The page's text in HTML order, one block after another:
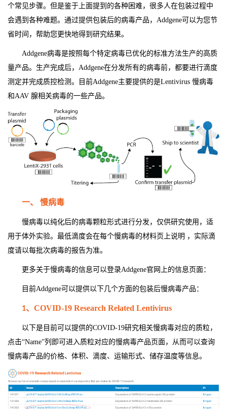
个常见步骤。但是鉴于上面提到的各种困难，很多人在包装过程中
会遇到各种难题。通过提供包装后的病毒产品，Addgene可以为您节
省时间，帮助您更快地得到研究结果。
Addgene病毒是按照每个特定病毒已优化的标准方法生产的高质
量产品。生产完成后，Addgene在分发所有的病毒前，都要进行滴度
测定并完成质控检测。目前Addgene主要提供的是Lentivirus 慢病毒
和AAV 腺相关病毒的一些产品。
一、 慢病毒
慢病毒以纯化后的病毒颗粒形式进行分发，仅供研究使用，适
用于体外实验。最低滴度会在每个慢病毒的材料页上说明 ，实际滴
度请以每批次病毒的报告为准。
更多关于慢病毒的信息可以登录Addgene官网上的信息页面：
目前Addgene可以提供以下几个方面的包装后慢病毒产品：
1、 COVID-19 Research Related Lentivirus
以下是目前可以提供的COVID-19研究相关慢病毒对应的质粒，
点击“Name”列即可进入质粒对应的慢病毒产品页面，从而可以查询
慢病毒产品的价格、体积、滴度、运输形式、储存温度等信息。